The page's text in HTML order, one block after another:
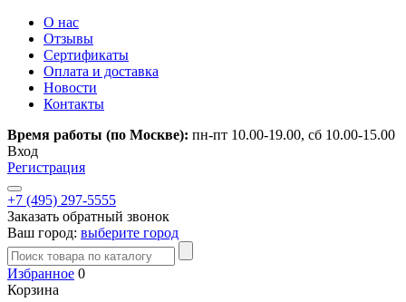
О нас
Отзывы
Сертификаты
Оплата и доставка
Новости
Контакты
Время работы (по Москве): пн-пт 10.00-19.00, сб 10.00-15.00
Вход
Регистрация
+7 (495) 297-5555
Заказать обратный звонок
Ваш город: выберите город
Избранное 0
Корзина